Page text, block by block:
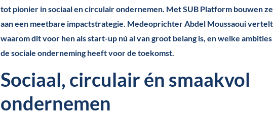
tot pionier in sociaal en circulair ondernemen. Met SUB Platform bouwen ze
aan een meetbare impactstrategie. Medeoprichter Abdel Moussaoui vertelt
waarom dit voor hen als start-up nú al van groot belang is, en welke ambities
de sociale onderneming heeft voor de toekomst.
Sociaal, circulair én smaakvol
ondernemen